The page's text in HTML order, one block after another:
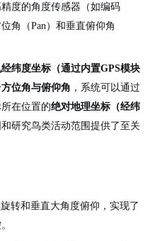
精度的角度传感器（如编码
角（Pan）和垂直俯仰角
纬度坐标（通过内置GPS模块
位角与俯仰角 ，系统可以通过
在位置的绝对地理坐标（经纬
研究鸟类活动范围提供了至关
转和垂直大角度俯仰，实现了